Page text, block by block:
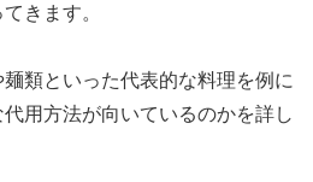
きます。
類といった代表的な料理を例に
用方法が向いているのかを詳し